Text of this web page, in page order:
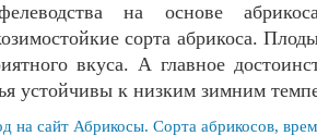
на основе
сорта абрикоса.
вкуса. А главное
устойчивы к низким зимним
на сайт Абрикосы. Сорта абрикосов,